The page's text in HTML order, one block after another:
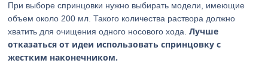
При выборе спринцовки нужно выбирать модели, имеющие
объем около 200 мл. Такого количества раствора должно
хватить для очищения одного носового хода.Лучше
отказаться от идеи использовать спринцовку с
жестким наконечником.